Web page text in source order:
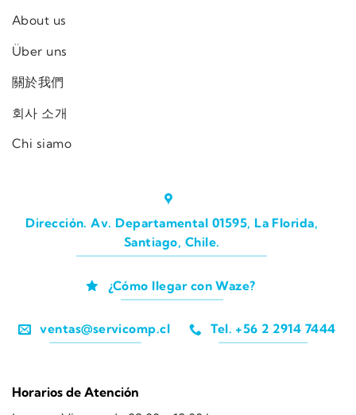
About us
Über uns
關於我們
회사 소개
Chi siamo
Dirección. Av. Departamental 01595, La Florida,
Santiago, Chile.
¿Cómo llegar con Waze?
ventas@servicomp.cl Tel. +56 2 2914 7444
Horarios de Atención